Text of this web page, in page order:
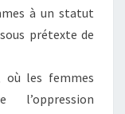
à un statut
prétexte de
où les femmes
l’oppression